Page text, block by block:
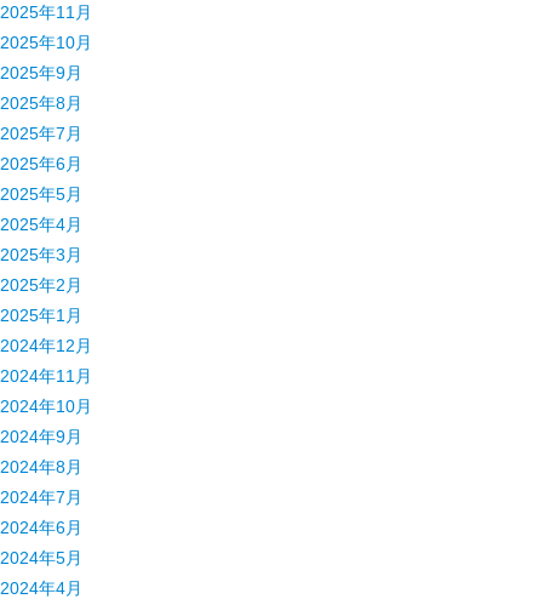
2025年11月
2025年10月
2025年9月
2025年8月
2025年7月
2025年6月
2025年5月
2025年4月
2025年3月
2025年2月
2025年1月
2024年12月
2024年11月
2024年10月
2024年9月
2024年8月
2024年7月
2024年6月
2024年5月
2024年4月